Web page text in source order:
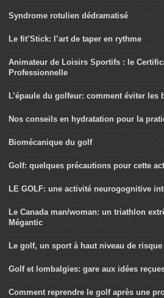
Syndrome rotulien dédramatisé
Le fit’Stick: l’art de taper en rythme
Animateur de Loisirs Sportifs : le
Professionnelle
L’épaule du golfeur: comment éviter les
Nos conseils en hydratation pour la
Biomécanique du golf
Golf: quelques précautions pour cette
LE GOLF: une activité neurogognitive
Le Canada man/woman: un triathlon
Mégantic
Le golf, un sport à haut niveau de
Golf et lombalgies: gare aux idées
Comment reprendre le golf après une